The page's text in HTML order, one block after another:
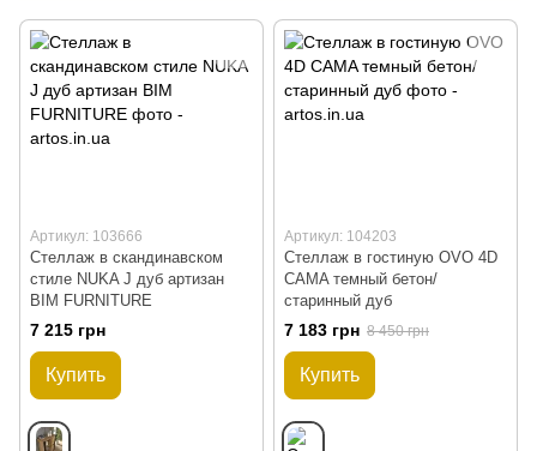
Артикул: 103666
Стеллаж в скандинавском
стиле NUKA J дуб артизан
BIM FURNITURE
7 215 грн
Купить
Артикул: 104203
Стеллаж в гостиную OVO 4D
CAMA темный бетон/
старинный дуб
7 183 грн 8 450 грн
Купить